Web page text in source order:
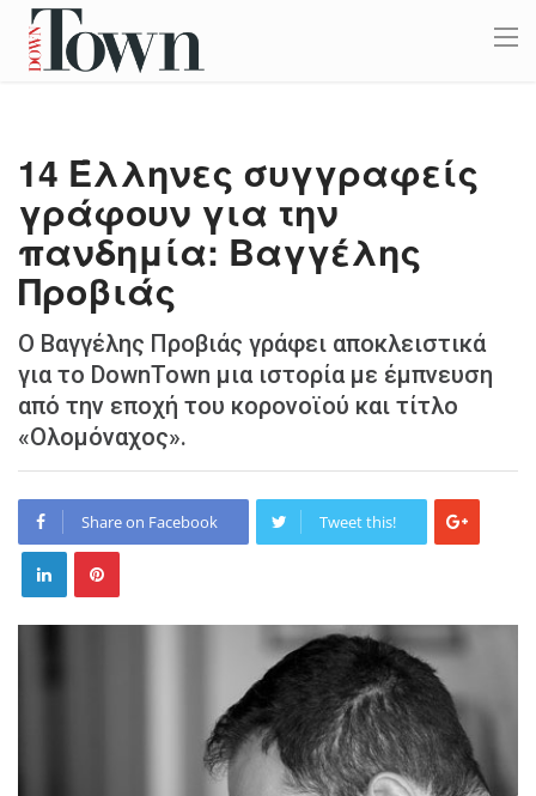
14 Έλληνες συγγραφείς
γράφουν για την
πανδημία: Βαγγέλης
Προβιάς
Ο Βαγγέλης Προβιάς γράφει αποκλειστικά
για το DownTown μια ιστορία με έμπνευση
από την εποχή του κορονοϊού και τίτλο
«Ολοµόναχος».
Share on Facebook Tweet this!